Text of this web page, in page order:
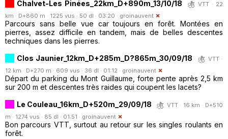
Chalvet-Les Pinées_22km_D+890m_13/10/18
VTT · 22
km · D+860 m · 1225 vus · 50 dl · 03:20 · groinauvent
Parcours sans belle vue car toujours en forêt. Montées en
pierres, assez difficile en tandem, mais de belles descentes
techniques dans les pierres.
Clos Jaunier_12km_D+285m_D?865m_30/09/18
VTT ·
12 km · D+270 m · 609 vus · 36 dl · 01:12 · groinauvent
Départ du parking du Mont Guillaume, forte pente après 2,5 km
sur 200 m et descentes très raides qui coupent les lacets?
Le Couleau_16km_D+520m_29/09/18
VTT · 16 km · D+510
m · 1274 vus · 85 dl · 01:51 · groinauvent
Bon parcours VTT, surtout au retour sur les singles roulants en
forêt.